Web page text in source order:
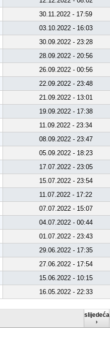
30.11.2022 - 17:59
03.10.2022 - 16:03
30.09.2022 - 23:28
28.09.2022 - 20:56
26.09.2022 - 00:56
22.09.2022 - 23:48
21.09.2022 - 13:01
19.09.2022 - 17:38
11.09.2022 - 23:34
08.09.2022 - 23:47
05.09.2022 - 18:23
17.07.2022 - 23:05
15.07.2022 - 23:54
11.07.2022 - 17:22
07.07.2022 - 15:07
04.07.2022 - 00:44
01.07.2022 - 23:43
29.06.2022 - 17:35
27.06.2022 - 17:54
15.06.2022 - 10:15
16.05.2022 - 22:33
slijedeća
›